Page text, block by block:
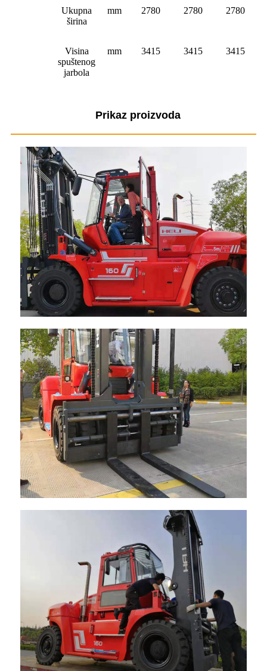
Ukupna
širina
mm 2780 2780 2780
Visina
spuštenog
jarbola
mm 3415 3415 3415
Prikaz proizvoda